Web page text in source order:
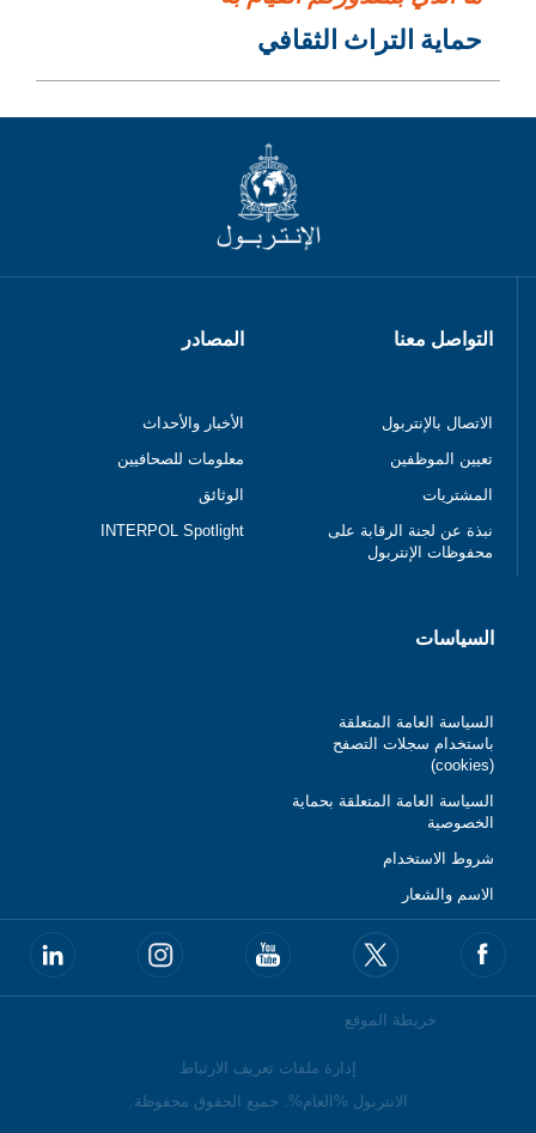
حماية التراث الثقافي
التواصل معنا
الاتصال بالإنتربول
تعيين الموظفين
المشتريات
نبذة عن لجنة الرقابة على
محفوظات الإنتربول
المصادر
الأخبار والأحداث
معلومات للصحافيين
الوثائق
INTERPOL Spotlight
السياسات
السياسة العامة المتعلقة
باستخدام سجلات التصفح
(cookies)
السياسة العامة المتعلقة بحماية
الخصوصية
شروط الاستخدام
الاسم والشعار
خريطة الموقع
إدارة ملفات تعريف الارتباط
الانتربول %العام%. جميع الحقوق محفوظة.